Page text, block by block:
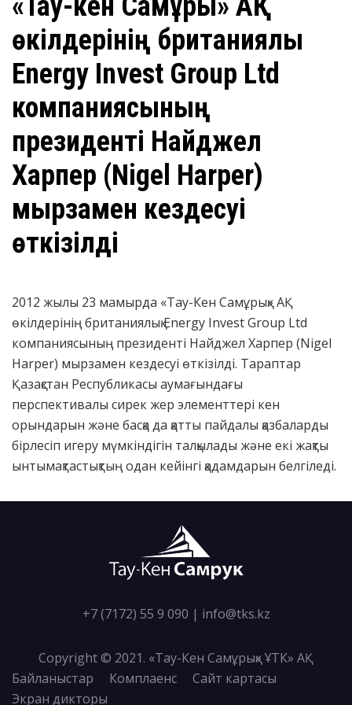
өкілдерінің британиялық
Energy Invest Group Ltd
компаниясының
президенті Найджел
Харпер (Nigel Harper)
мырзамен кездесуі
өткізілді
2012 жылы 23 мамырда «Тау-Кен Самұрық» АҚ
өкілдерінің британиялық Energy Invest Group Ltd
компаниясының президенті Найджел Харпер (Nigel
Harper) мырзамен кездесуі өткізілді. Тараптар
Қазақстан Республикасы аумағындағы
перспективалы сирек жер элементтері кен
орындарын және басқа да қатты пайдалы қазбаларды
бірлесіп игеру мүмкіндігін талқылады және екі жақты
ынтымақтастықтың одан кейінгі қадамдарын белгіледі.
+7 (7172) 55 9 090 | info@tks.kz
Copyright © 2021. «Тау-Кен Самұрық» ҰТК» АҚ
Байланыстар
Комплаенс
Сайт картасы
Экран дикторы